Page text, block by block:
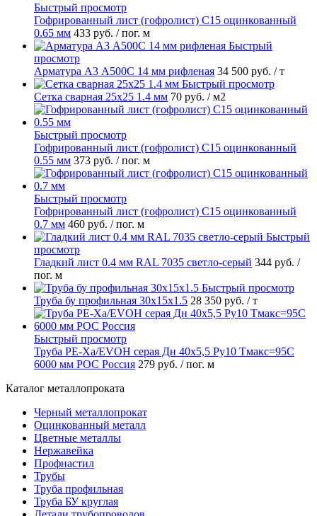
Быстрый просмотр
Гофрированный лист (гофролист) С15 оцинкованный
0.65 мм 433 руб. / пог. м
Быстрый
просмотр
Арматура А3 А500С 14 мм рифленая 34 500 руб. / т
Быстрый просмотр
Сетка сварная 25х25 1.4 мм 70 руб. / м2
Быстрый просмотр
Гофрированный лист (гофролист) С15 оцинкованный
0.55 мм 373 руб. / пог. м
Быстрый просмотр
Гофрированный лист (гофролист) С15 оцинкованный
0.7 мм 460 руб. / пог. м
Быстрый
просмотр
Гладкий лист 0.4 мм RAL 7035 светло-серый 344 руб. /
пог. м
Быстрый просмотр
Труба бу профильная 30х15х1.5 28 350 руб. / т
Быстрый просмотр
Труба PE-Xa/EVOH серая Дн 40х5,5 Ру10 Тмакс=95C
6000 мм РОС Россия 279 руб. / пог. м
Каталог металлопроката
Черный металлопрокат
Оцинкованный металл
Цветные металлы
Нержавейка
Профнастил
Трубы
Труба профильная
Труба БУ круглая